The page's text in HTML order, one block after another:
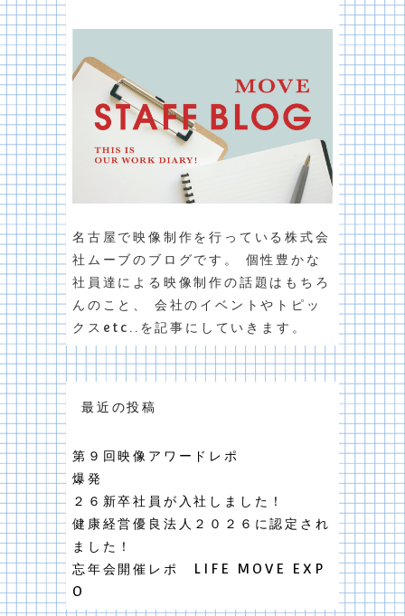
名古屋で映像制作を行っている株式会
社ムーブのブログです。 個性豊かな
社員達による映像制作の話題はもちろ
んのこと、 会社のイベントやトピッ
クスetc..を記事にしていきます。
最近の投稿
第９回映像アワードレポ
爆発
２６新卒社員が入社しました！
健康経営優良法人２０２６に認定され
ました！
忘年会開催レポ LIFE MOVE EXP
O